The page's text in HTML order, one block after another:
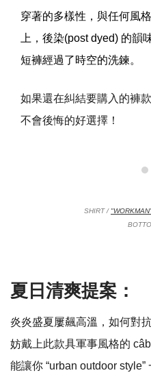
穿著的多樣性，與任何風
上，後染(post dyed) 的韻
短褲經過了時空的洗鍊。
如果還在糾結要購入的褲款
不會後悔的好選擇！
SHIRT /
夏日清爽提案：
炎炎盛夏屢飆高溫，如何對
妨戴上此款具軍事風格的
能讓你 “urban outdoor style”